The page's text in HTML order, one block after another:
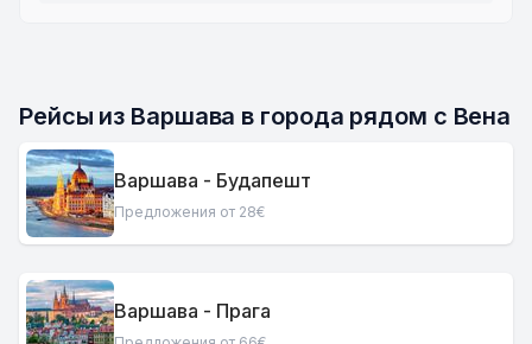
Рейсы из Варшава в города рядом с Вена
Варшава - Будапешт
Предложения от 28€
Варшава - Прага